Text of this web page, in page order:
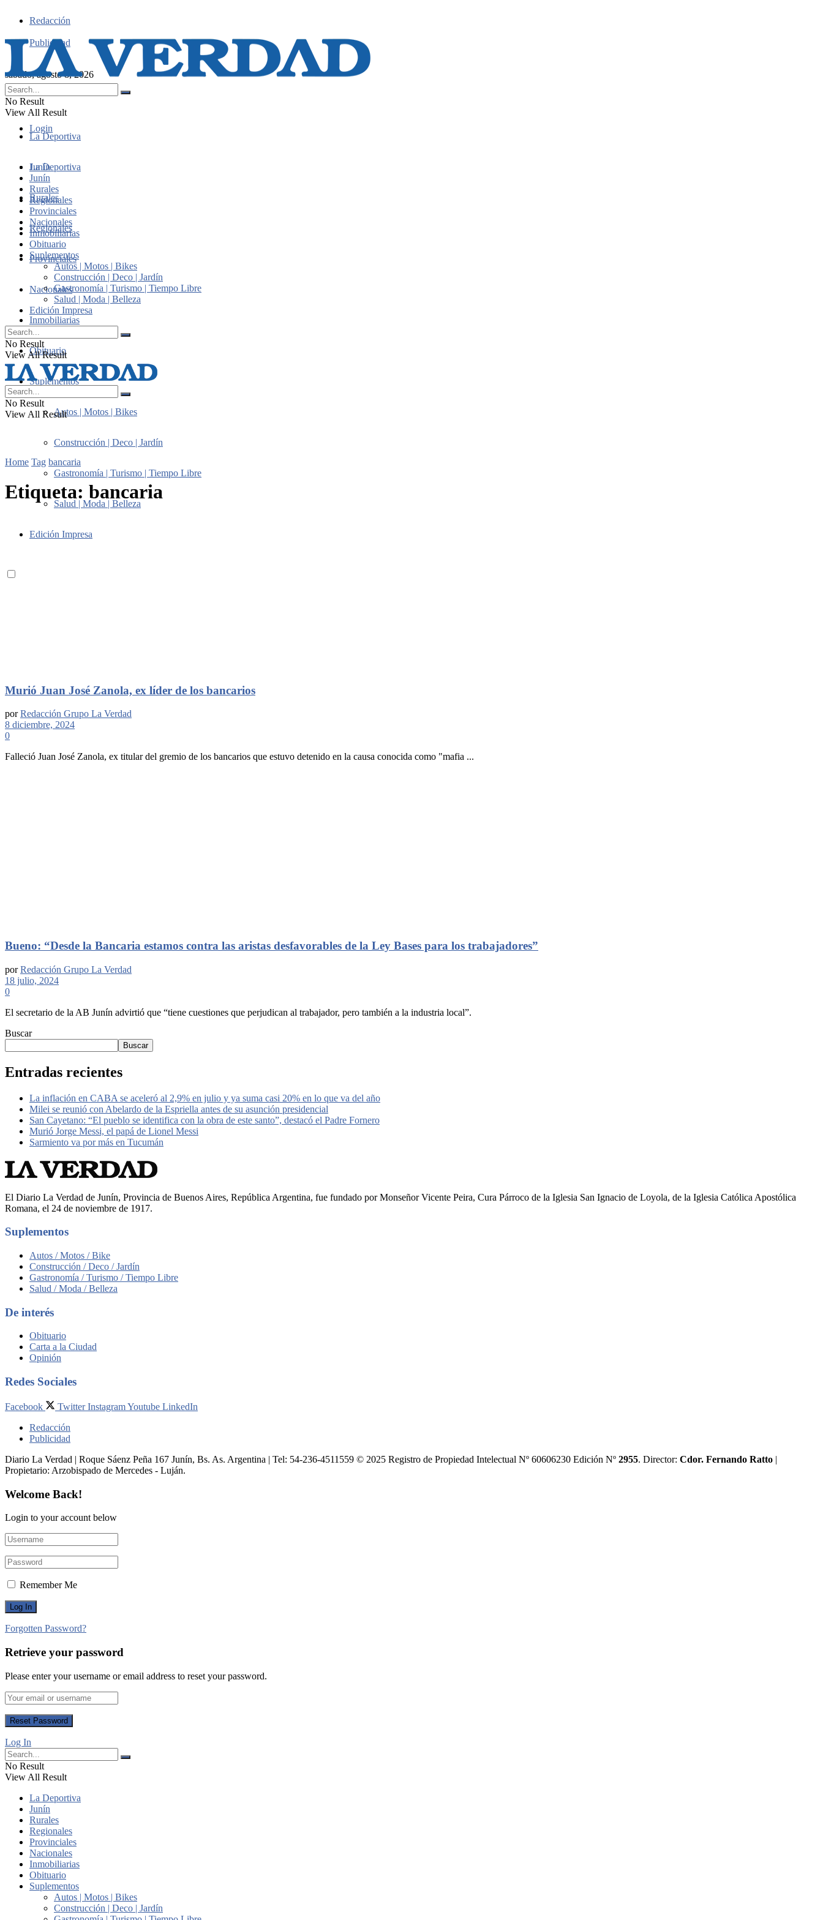
Redacción
Publicidad
sábado, agosto 8, 2026
Login
No Result
View All Result
La Deportiva
Junín
Rurales
Regionales
Provinciales
Nacionales
Inmobiliarias
Obituario
Suplementos
Autos | Motos | Bikes
Construcción | Deco | Jardín
Gastronomía | Turismo | Tiempo Libre
Salud | Moda | Belleza
Edición Impresa
La Deportiva
Junín
Rurales
Regionales
Provinciales
Nacionales
Inmobiliarias
Obituario
Suplementos
Autos | Motos | Bikes
Construcción | Deco | Jardín
Gastronomía | Turismo | Tiempo Libre
Salud | Moda | Belleza
Edición Impresa
No Result
View All Result
No Result
View All Result
Home Tag bancaria
Etiqueta: bancaria
Murió Juan José Zanola, ex líder de los bancarios
por Redacción Grupo La Verdad
8 diciembre, 2024
0
Falleció Juan José Zanola, ex titular del gremio de los bancarios que estuvo detenido en la causa conocida como "mafia ...
Bueno: “Desde la Bancaria estamos contra las aristas desfavorables de la Ley Bases para los trabajadores”
por Redacción Grupo La Verdad
18 julio, 2024
0
El secretario de la AB Junín advirtió que “tiene cuestiones que perjudican al trabajador, pero también a la industria local”.
Buscar
Buscar
Entradas recientes
La inflación en CABA se aceleró al 2,9% en julio y ya suma casi 20% en lo que va del año
Milei se reunió con Abelardo de la Espriella antes de su asunción presidencial
San Cayetano: “El pueblo se identifica con la obra de este santo”, destacó el Padre Fornero
Murió Jorge Messi, el papá de Lionel Messi
Sarmiento va por más en Tucumán
El Diario La Verdad de Junín, Provincia de Buenos Aires, República Argentina, fue fundado por Monseñor Vicente Peira, Cura Párroco de la Iglesia San Ignacio de Loyola, de la Iglesia Católica Apostólica
Romana, el 24 de noviembre de 1917.
Suplementos
Autos / Motos / Bike
Construcción / Deco / Jardín
Gastronomía / Turismo / Tiempo Libre
Salud / Moda / Belleza
De interés
Obituario
Carta a la Ciudad
Opinión
Redes Sociales
Facebook Twitter InstagramYoutube LinkedIn
Redacción
Publicidad
Diario La Verdad | Roque Sáenz Peña 167 Junín, Bs. As. Argentina | Tel: 54-236-4511559 © 2025 Registro de Propiedad Intelectual Nº 60606230 Edición Nº 2955. Director:​ Cdor. Fernando Ratto |
Propietario:​ Arzobispado de Mercedes - Luján.
Welcome Back!
Login to your account below
Remember Me
Forgotten Password?
Retrieve your password
Please enter your username or email address to reset your password.
Log In
No Result
View All Result
La Deportiva
Junín
Rurales
Regionales
Provinciales
Nacionales
Inmobiliarias
Obituario
Suplementos
Autos | Motos | Bikes
Construcción | Deco | Jardín